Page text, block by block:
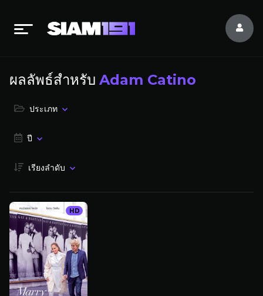
ผลลัพธ์สำหรับ Adam Catino
ประเภท
ปี
เรียงลำดับ
HD